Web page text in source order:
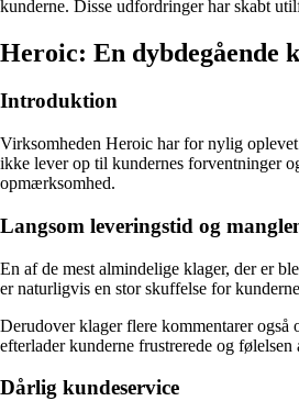
kunderne. Disse udfordringer har skabt
Heroic: En dybdegående
Introduktion
Virksomheden Heroic har for nylig
ikke lever op til kundernes forventninger
opmærksomhed.
Langsom leveringstid og
En af de mest almindelige klager, der er
er naturligvis en stor skuffelse for
Derudover klager flere kommentarer
efterlader kunderne frustrerede og
Dårlig kundeservice